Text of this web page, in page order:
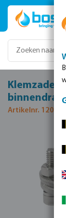
Ga naar de
Klemzadel
Artikelnr.